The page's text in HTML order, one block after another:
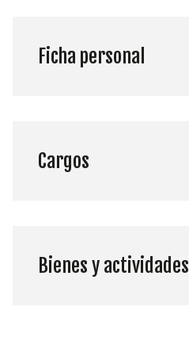
Ficha personal
Cargos
Bienes y actividades